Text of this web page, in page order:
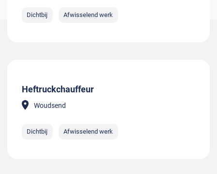
Dichtbij Afwisselend werk
Heftruckchauffeur
Woudsend
Dichtbij Afwisselend werk